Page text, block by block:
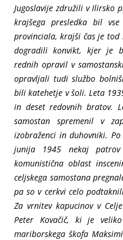
Jugoslavije združili v Ilirsko
krajšega presledka bil
provinciala, krajši čas je
dogradili konvikt, kjer je
rednih opravil v
opravljali tudi službo
bili katehetje v šoli. Leta
in deset redovnih bratov.
samostan spremenil v
izobraženci in duhovniki.
junija 1945 nekaj
komunistična oblast
celjskega samostana
pa so v cerkvi celo
Za vrnitev kapucinov v
Peter Kovačič, ki je
mariborskega škofa